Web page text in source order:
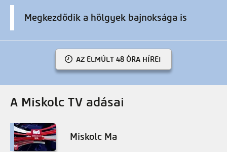
Megkezdődik a hölgyek bajnoksága is
AZ ELMÚLT 48 ÓRA HÍREI
A Miskolc TV adásai
Miskolc Ma